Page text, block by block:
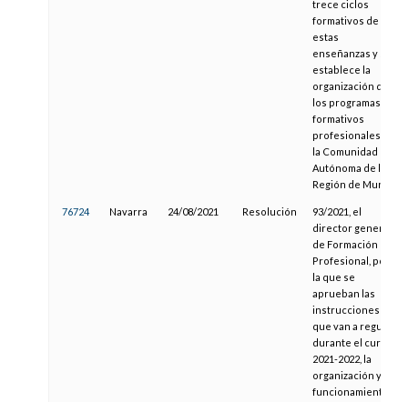
trece ciclos
formativos de
estas
enseñanzas y se
establece la
organización de
los programas
formativos
profesionales en
la Comunidad
Autónoma de la
Región de Murcia
76724 Navarra 24/08/2021 Resolución
93/2021, el
director general
de Formación
Profesional, por
la que se
aprueban las
instrucciones
que van a regular,
durante el curso
2021-2022, la
organización y el
funcionamiento